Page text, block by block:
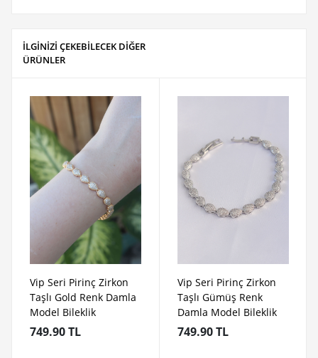
İLGİNİZİ ÇEKEBİLECEK DİĞER
ÜRÜNLER
Vip Seri Pirinç Zirkon
Taşlı Gold Renk Damla
Model Bileklik
749.90 TL
Vip Seri Pirinç Zirkon
Taşlı Gümüş Renk
Damla Model Bileklik
749.90 TL